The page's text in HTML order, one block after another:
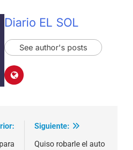
Diario EL SOL
See author's posts
Siguiente:
Quiso robarle el auto